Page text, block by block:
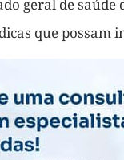
geral de
que